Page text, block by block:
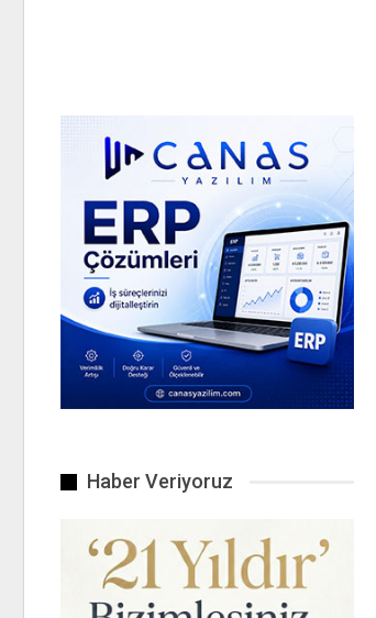
Haber Veriyoruz